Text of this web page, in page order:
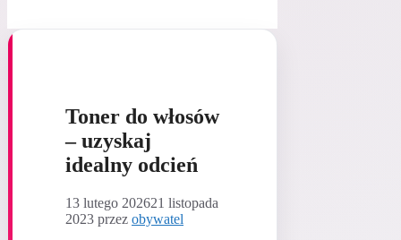
Toner do włosów
– uzyskaj
idealny odcień
13 lutego 202621 listopada
2023 przez obywatel